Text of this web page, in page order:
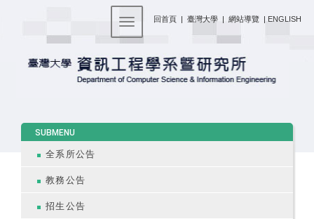
回首頁 | 臺灣大學 | 網站導覽 | ENGLISH
Toggle navigation
SUBMENU
全系所公告
教務公告
招生公告